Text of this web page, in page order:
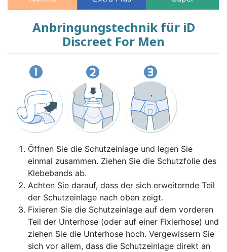
Anbringungstechnik für iD
Discreet For Men
Öffnen Sie die Schutzeinlage und legen Sie
einmal zusammen. Ziehen Sie die Schutzfolie des
Klebebands ab.
Achten Sie darauf, dass der sich erweiternde Teil
der Schutzeinlage nach oben zeigt.
Fixieren Sie die Schutzeinlage auf dem vorderen
Teil der Unterhose (oder auf einer Fixierhose) und
ziehen Sie die Unterhose hoch. Vergewissern Sie
sich vor allem, dass die Schutzeinlage direkt an